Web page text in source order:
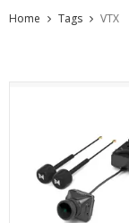
Home Tags VTX